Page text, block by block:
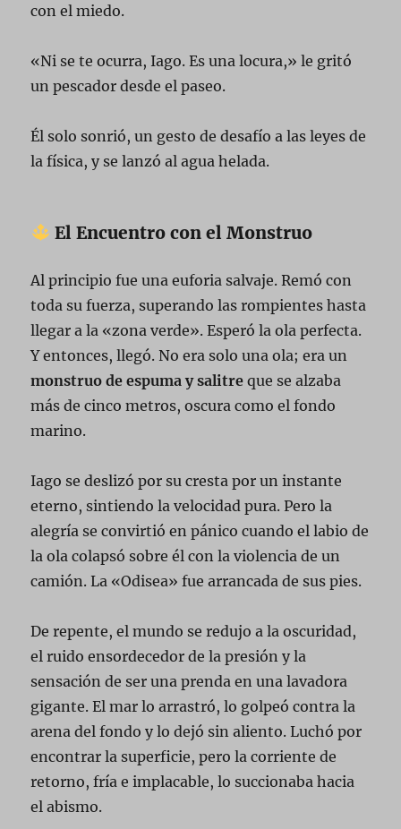
con el miedo.
«Ni se te ocurra, Iago. Es una locura,» le gritó
un pescador desde el paseo.
Él solo sonrió, un gesto de desafío a las leyes de
la física, y se lanzó al agua helada.
El Encuentro con el Monstruo
Al principio fue una euforia salvaje. Remó con
toda su fuerza, superando las rompientes hasta
llegar a la «zona verde». Esperó la ola perfecta.
Y entonces, llegó. No era solo una ola; era un
monstruo de espuma y salitre que se alzaba
más de cinco metros, oscura como el fondo
marino.
Iago se deslizó por su cresta por un instante
eterno, sintiendo la velocidad pura. Pero la
alegría se convirtió en pánico cuando el labio de
la ola colapsó sobre él con la violencia de un
camión. La «Odisea» fue arrancada de sus pies.
De repente, el mundo se redujo a la oscuridad,
el ruido ensordecedor de la presión y la
sensación de ser una prenda en una lavadora
gigante. El mar lo arrastró, lo golpeó contra la
arena del fondo y lo dejó sin aliento. Luchó por
encontrar la superficie, pero la corriente de
retorno, fría e implacable, lo succionaba hacia
el abismo.